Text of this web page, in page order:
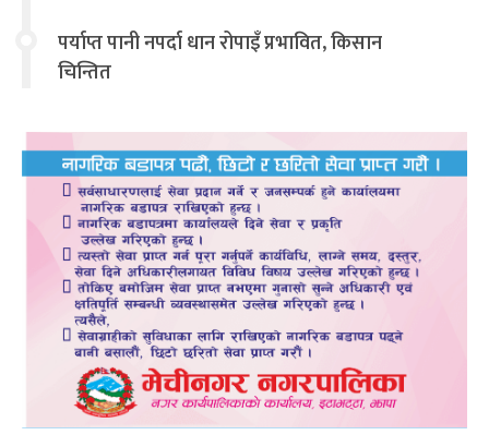
पर्याप्त पानी नपर्दा धान रोपाइँ प्रभावित, किसान
चिन्तित